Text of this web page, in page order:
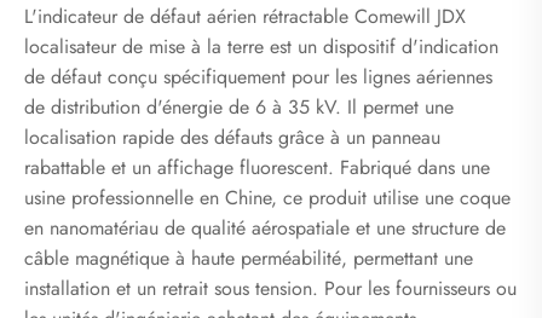
L'indicateur de défaut aérien rétractable Comewill JDX
localisateur de mise à la terre est un dispositif d'indication
de défaut conçu spécifiquement pour les lignes aériennes
de distribution d'énergie de 6 à 35 kV. Il permet une
localisation rapide des défauts grâce à un panneau
rabattable et un affichage fluorescent. Fabriqué dans une
usine professionnelle en Chine, ce produit utilise une coque
en nanomatériau de qualité aérospatiale et une structure de
câble magnétique à haute perméabilité, permettant une
installation et un retrait sous tension. Pour les fournisseurs ou